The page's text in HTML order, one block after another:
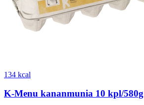
134 kcal
K-Menu kananmunia 10 kpl/580g